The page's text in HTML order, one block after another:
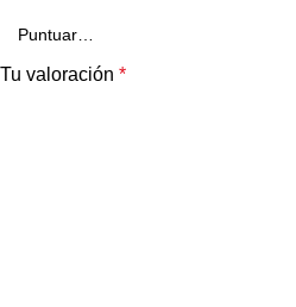
Tu valoración *